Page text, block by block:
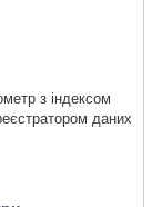
з індексом
даних